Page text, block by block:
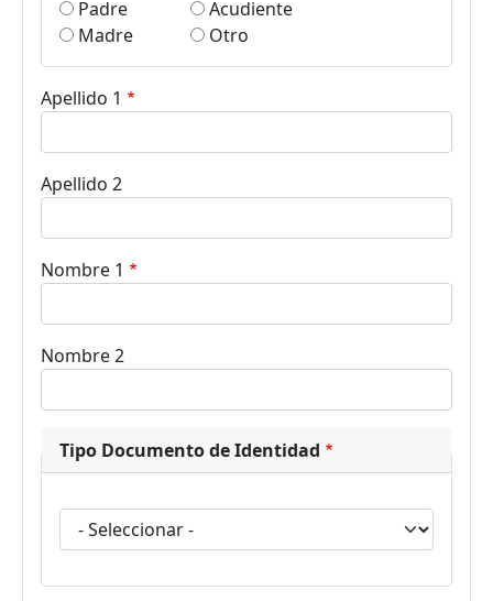
Padre
Madre
Acudiente
Otro
Apellido 1
Apellido 2
Nombre 1
Nombre 2
Tipo Documento de Identidad
Tipo Documento de Identidad